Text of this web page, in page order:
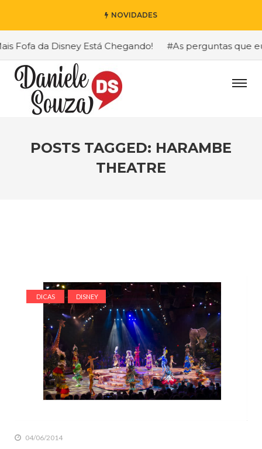
NOVIDADES
da Disney Está Chegando! #As perguntas que eu
POSTS TAGGED: HARAMBE
THEATRE
DICAS DISNEY
04/06/2014